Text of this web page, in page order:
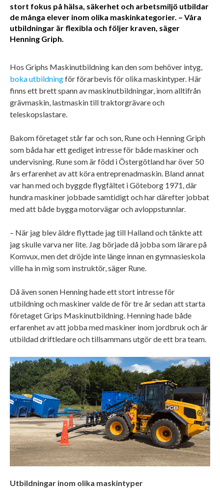
stort fokus på hälsa, säkerhet och arbetsmiljö utbildar
de många elever inom olika maskinkategorier. – Våra
utbildningar är flexibla och följer kraven, säger
Henning Griph.
Hos Griphs Maskinutbildning kan den som behöver intyg,
boka utbildningför förarbevis för olika maskintyper. Här
finns ett brett spann av maskinutbildningar, inom alltifrån
grävmaskin, lastmaskin till traktorgrävare och
teleskopslastare.
Bakom företaget står far och son, Rune och Henning Griph
som båda har ett gediget intresse för både maskiner och
undervisning. Rune som är född i Östergötland har över 50
års erfarenhet av att köra entreprenadmaskin. Bland annat
var han med och byggde flygfältet i Göteborg 1971, där
hundra maskiner jobbade samtidigt och har därefter jobbat
med att både bygga motorvägar och avloppstunnlar.
– När jag blev äldre flyttade jag till Halland och tänkte att
jag skulle varva ner lite. Jag började då jobba som lärare på
Komvux, men det dröjde inte länge innan en gymnasieskola
ville ha in mig som instruktör, säger Rune.
Då även sonen Henning hade ett stort intresse för
utbildning och maskiner valde de för tre år sedan att starta
företaget Grips Maskinutbildning. Henning hade både
erfarenhet av att jobba med maskiner inom jordbruk och är
utbildad driftledare och tillsammans utgör de ett bra team.
Utbildningar inom olika maskintyper